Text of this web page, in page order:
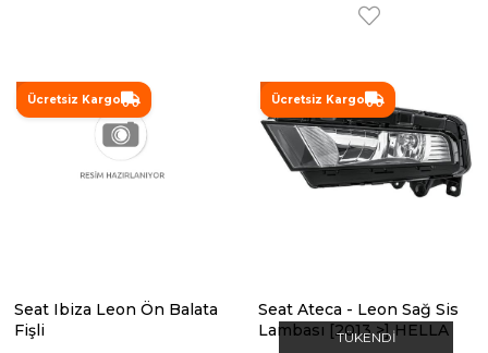
Ücretsiz Kargo
Seat Ibiza Leon Ön Balata
Fişli
%8 Ücretsiz Kargo
TÜKENDI
Seat Ateca - Leon Sağ Sis
Lambası [2013 >] HELLA
%15